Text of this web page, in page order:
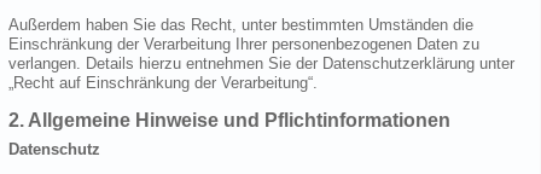
Außerdem haben Sie das Recht, unter bestimmten Umständen die
Einschränkung der Verarbeitung Ihrer personenbezogenen Daten zu
verlangen. Details hierzu entnehmen Sie der Datenschutzerklärung unter
„Recht auf Einschränkung der Verarbeitung“.
2. Allgemeine Hinweise und Pflichtinformationen
Datenschutz